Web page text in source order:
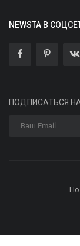
NEWSTA В
ПОДПИСАТЬСЯ